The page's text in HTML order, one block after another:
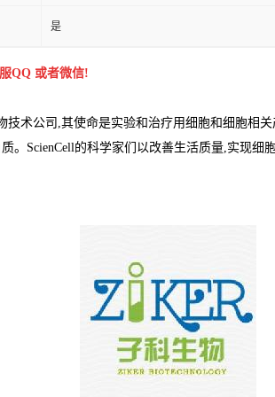
是
QQ 或者微信!
技术公司,其使命是实验和治疗用细胞和细胞
。ScienCell的科学家们以改善生活质量,实现